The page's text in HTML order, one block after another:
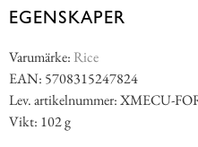
EGENSKAPER
Varumärke: Rice
EAN: 5708315247824
Lev. artikelnummer: XMECU-
Vikt: 102 g